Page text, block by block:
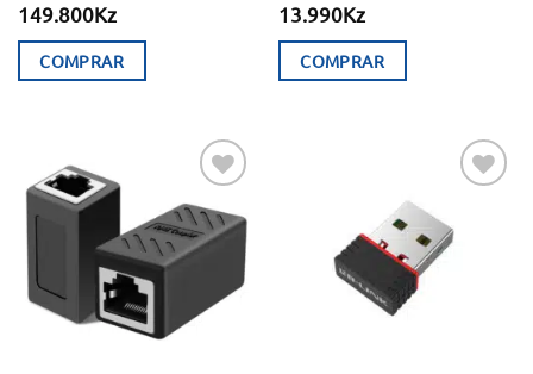
149.800Kz
COMPRAR
13.990Kz
COMPRAR
Adicionar
aos meus
desejos
Adicionar
aos meus
desejos